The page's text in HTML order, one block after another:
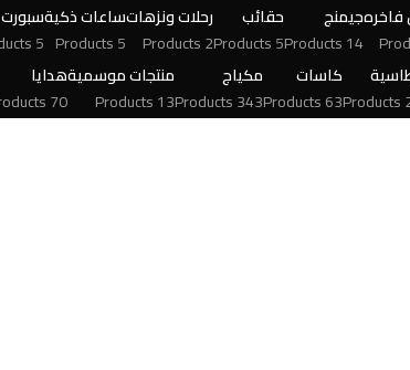
فاخرهجيمنج
14 Products
حقائب
5 Products
رحلات ونزهات
2 Products
ساعات ذكية
5 Products
سبورت
5 Products
كاسات
63 Products
مكياج
343 Products
منتجات موسمية
13 Products
هدايا
70 Products